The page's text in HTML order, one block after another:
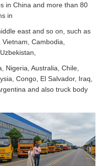
in China and more than 80
in
east and so on, such as
Cambodia,
Nigeria, Australia, Chile,
Congo, El Salvador, Iraq,
and also truck body